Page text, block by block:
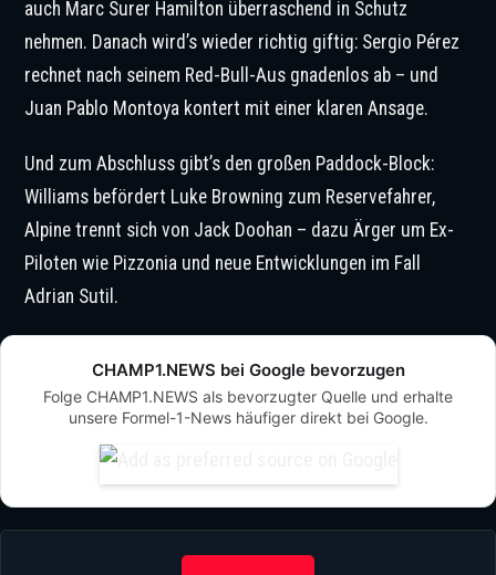
auch Marc Surer Hamilton überraschend in Schutz
nehmen. Danach wird’s wieder richtig giftig: Sergio Pérez
rechnet nach seinem Red-Bull-Aus gnadenlos ab – und
Juan Pablo Montoya kontert mit einer klaren Ansage.
Und zum Abschluss gibt’s den großen Paddock-Block:
Williams befördert Luke Browning zum Reservefahrer,
Alpine trennt sich von Jack Doohan – dazu Ärger um Ex-
Piloten wie Pizzonia und neue Entwicklungen im Fall
Adrian Sutil.
CHAMP1.NEWS bei Google bevorzugen
Folge CHAMP1.NEWS als bevorzugter Quelle und erhalte
unsere Formel-1-News häufiger direkt bei Google.